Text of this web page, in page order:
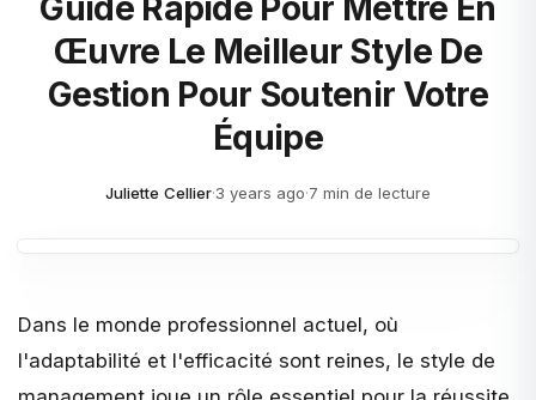
Œuvre Le Meilleur Style De
Gestion Pour Soutenir Votre
Équipe
Juliette Cellier·3 years ago·7 min de lecture
Dans le monde professionnel actuel, où
l'adaptabilité et l'efficacité sont reines, le style de